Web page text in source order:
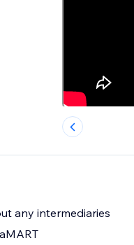
any intermediaries